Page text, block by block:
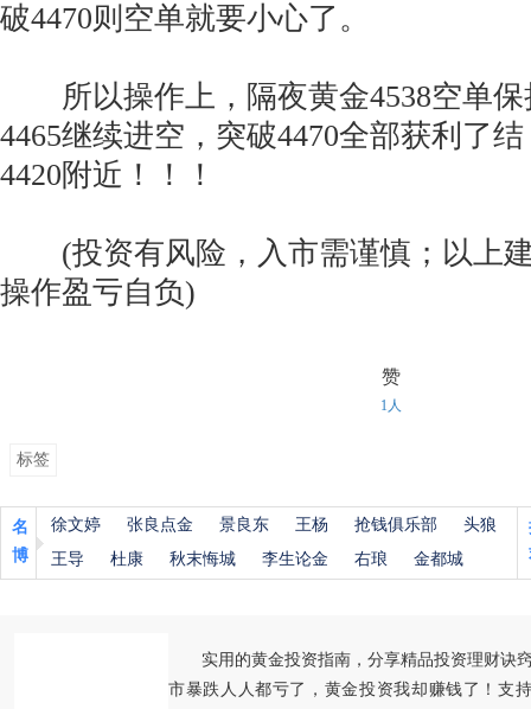
破4470则空单就要小心了。
所以操作上，隔夜黄金4538空单保
4465继续进空，突破4470全部获利了
4420附近！！！
(投资有风险，入市需谨慎；以上
操作盈亏自负)
赞
1人
标签
名
博
徐文婷 张良点金 景良东 王杨 抢钱俱乐部
头狼
王导
杜康 秋末悔城 李生论金 右琅 金都城
实用的黄金投资指南，分享精品投资理财诀
市暴跌人人都亏了，黄金投资我却赚钱了！支